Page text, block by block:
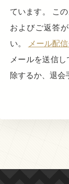
ています。 こ
およびご返答
い。
メール配
メールを送信
除するか、退会